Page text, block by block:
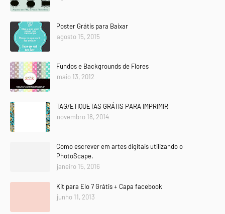
Poster Grátis para Baixar
agosto 15, 2015
Fundos e Backgrounds de Flores
maio 13, 2012
TAG/ETIQUETAS GRÁTIS PARA IMPRIMIR
novembro 18, 2014
Como escrever em artes digitais utilizando o
PhotoScape.
janeiro 15, 2016
Kit para Elo 7 Grátis + Capa facebook
junho 11, 2013